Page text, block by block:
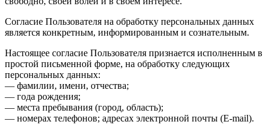
Согласие Пользователя на обработку персональных данных
является конкретным, информированным и сознательным.
Настоящее согласие Пользователя признается исполненным в
простой письменной форме, на обработку следующих
персональных данных:
— фамилии, имени, отчества;
— года рождения;
— места пребывания (город, область);
— номерах телефонов; адресах электронной почты (E-mail).